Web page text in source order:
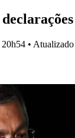
20h54 • Atualizado